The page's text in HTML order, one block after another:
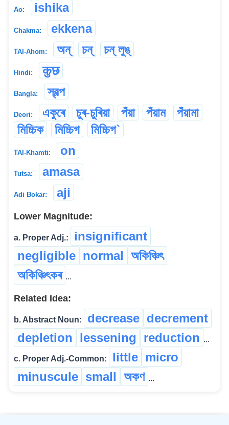
Ao: ishika
Chakma: ekkena
TAI-Ahom: অন্ চন্ চন্ লুঙ্
Hindi: कुछ
Bangla: স্বল্প
Deori: একুৰে চুৰ-চুৰিয়া পঁয়া পঁয়াম
পঁয়ামা
মিচ্চিক
মিচ্চিগ মিচ্চিগ`
TAI-Khamti: on
Tutsa: amasa
Adi Bokar: aji
Lower Magnitude:
a. Proper Adj.:
insignificant
negligible normal অকিঞ্চিৎ
অকিঞ্চিৎকৰ ...
Related Idea:
b. Abstract Noun: decrease decrement
depletion lessening reduction ...
c. Proper Adj.-Common: little micro
minuscule small অকণ ...